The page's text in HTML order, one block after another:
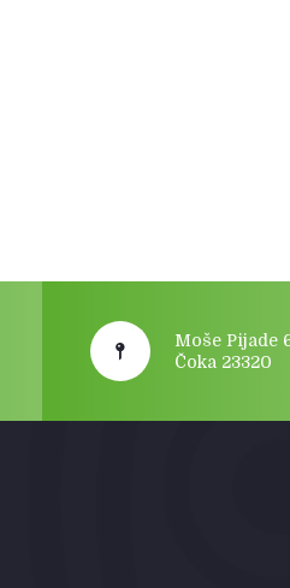
Moše Pijade
Čoka 23320